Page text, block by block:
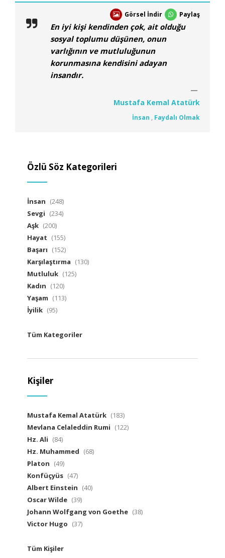
Görsel İndir Paylaş
En iyi kişi kendinden çok, ait olduğu
sosyal toplumu düşünen, onun
varlığının ve mutluluğunun
korunmasına kendisini adayan
insandır.
Mustafa Kemal Atatürk
İnsan , Faydalı Olmak
Özlü Söz Kategorileri
İnsan (248)
Sevgi (234)
Aşk (200)
Hayat (155)
Başarı (152)
Karşılaştırma (130)
Mutluluk (125)
Kadın (120)
Yaşam (113)
İyilik (95)
Tüm Kategoriler
Kişiler
Mustafa Kemal Atatürk (183)
Mevlana Celaleddin Rumi (122)
Hz. Ali (84)
Hz. Muhammed (68)
Platon (49)
Konfüçyüs (47)
Albert Einstein (40)
Oscar Wilde (39)
Johann Wolfgang von Goethe (38)
Victor Hugo (37)
Tüm Kişiler